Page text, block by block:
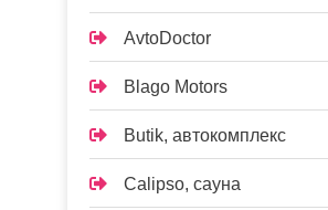
AvtoDoctor
Blago Motors
Butik, автокомплекс
Calipso, сауна